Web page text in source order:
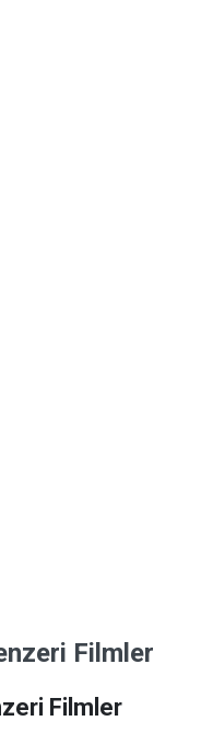
Filmler
Filmler